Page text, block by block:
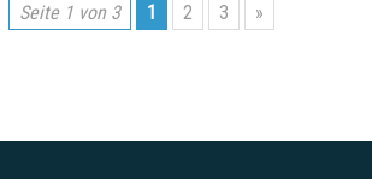
Seite 1 von 3 1 2 3 »